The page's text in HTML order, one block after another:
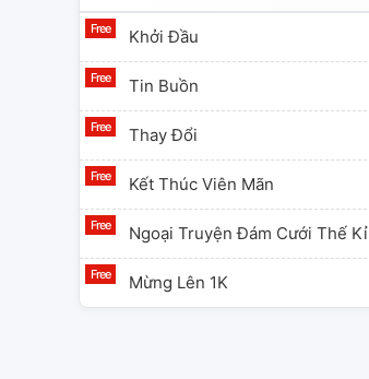
Khởi Đầu
Tin Buồn
Thay Đổi
Kết Thúc Viên Mãn
Ngoại Truyện Đám Cưới Thế Kỉ
Mừng Lên 1K